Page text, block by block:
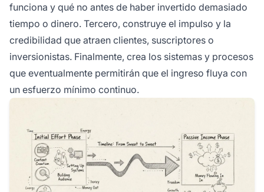
funciona y qué no antes de haber invertido demasiado
tiempo o dinero. Tercero, construye el impulso y la
credibilidad que atraen clientes, suscriptores o
inversionistas. Finalmente, crea los sistemas y procesos
que eventualmente permitirán que el ingreso fluya con
un esfuerzo mínimo continuo.